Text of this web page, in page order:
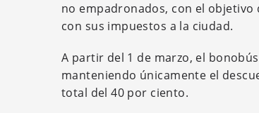
no empadronados, con el
con sus impuestos a la ciudad.
A partir del 1 de marzo, el
manteniendo únicamente el
total del 40 por ciento.